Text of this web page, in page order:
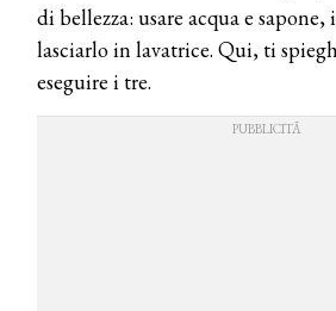
di bellezza: usare acqua e
lasciarlo in lavatrice. Qui, ti
eseguire i tre.